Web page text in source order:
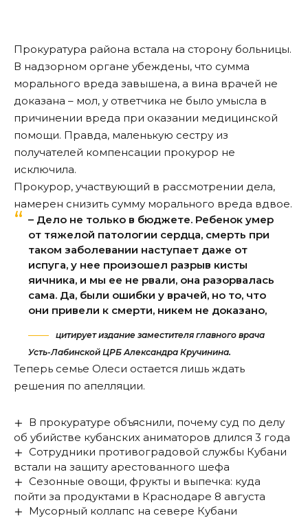
Прокуратура района встала на сторону больницы.
В надзорном органе убеждены, что сумма
морального вреда завышена, а вина врачей не
доказана – мол, у ответчика не было умысла в
причинении вреда при оказании медицинской
помощи. Правда, маленькую сестру из
получателей компенсации прокурор не
исключила.
Прокурор, участвующий в рассмотрении дела,
намерен снизить сумму морального вреда вдвое.
– Дело не только в бюджете. Ребенок умер
от тяжелой патологии сердца, смерть при
таком заболевании наступает даже от
испуга, у нее произошел разрыв кисты
яичника, и мы ее не рвали, она разорвалась
сама. Да, были ошибки у врачей, но то, что
они привели к смерти, никем не доказано,
цитирует издание заместителя главного врача
Усть-Лабинской ЦРБ Александра Кручинина.
Теперь семье Олеси остается лишь ждать
решения по апелляции.
В прокуратуре объяснили, почему суд по делу
об убийстве кубанских аниматоров длился 3 года
Сотрудники противоградовой службы Кубани
встали на защиту арестованного шефа
Сезонные овощи, фрукты и выпечка: куда
пойти за продуктами в Краснодаре 8 августа
Мусорный коллапс на севере Кубани